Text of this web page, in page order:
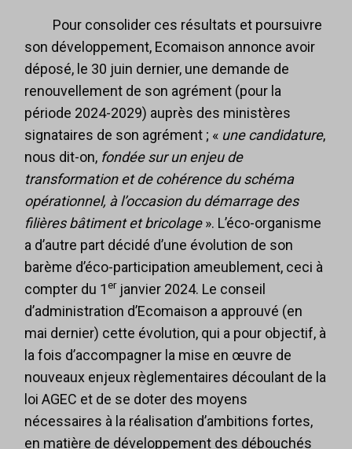
Pour consolider ces résultats et poursuivre
son développement, Ecomaison annonce avoir
déposé, le 30 juin dernier, une demande de
renouvellement de son agrément (pour la
période 2024-2029) auprès des ministères
signataires de son agrément ; « une candidature,
nous dit-on, fondée sur un enjeu de
transformation et de cohérence du schéma
opérationnel, à l’occasion du démarrage des
filières bâtiment et bricolage». L’éco-organisme
a d’autre part décidé d’une évolution de son
barème d’éco-participation ameublement, ceci à
compter du 1erjanvier 2024. Le conseil
d’administration d’Ecomaison a approuvé (en
mai dernier) cette évolution, qui a pour objectif, à
la fois d’accompagner la mise en œuvre de
nouveaux enjeux règlementaires découlant de la
loi AGEC et de se doter des moyens
nécessaires à la réalisation d’ambitions fortes,
en matière de développement des débouchés